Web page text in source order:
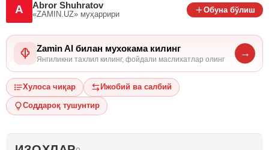
A Abror Shuhratov
«ZAMIN.UZ» муҳаррири
Обуна бўлиш
Zamin AI билан мухокама килинг
Янгиликни тахлил килинг, фойдали маслихатлар олинг
→
Хулоса чиқар Ижобий ва салбий
Соддароқ тушунтир